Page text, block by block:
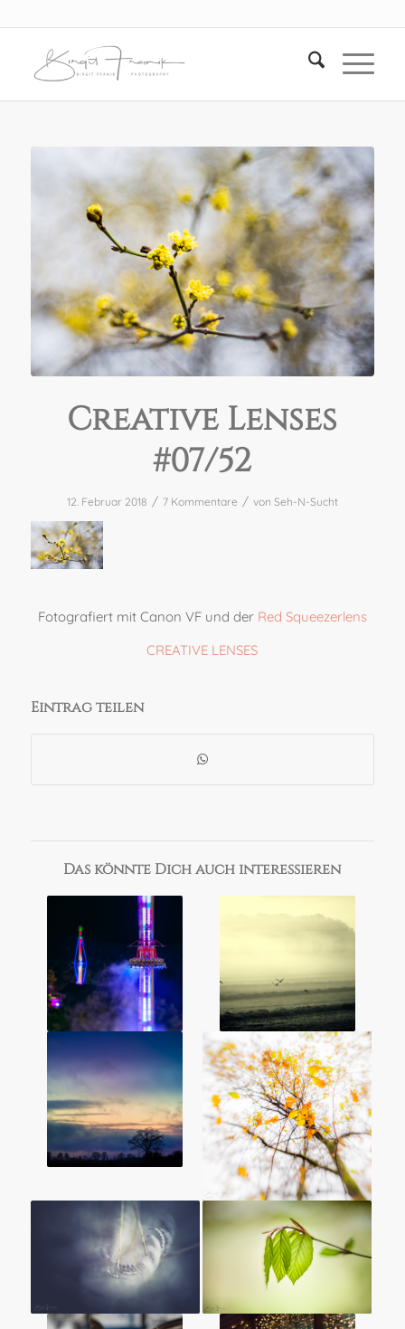
Creative Lenses
#07/52
12. Februar 2018 / 7 Kommentare / von Seh-N-Sucht
Fotografiert mit Canon VF und der Red Squeezerlens
CREATIVE LENSES
Eintrag teilen
Das könnte Dich auch interessieren